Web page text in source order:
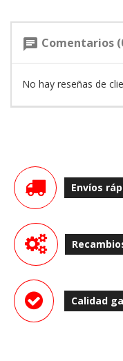
chat Comentarios
No hay reseñas de
Envíos
Calidad